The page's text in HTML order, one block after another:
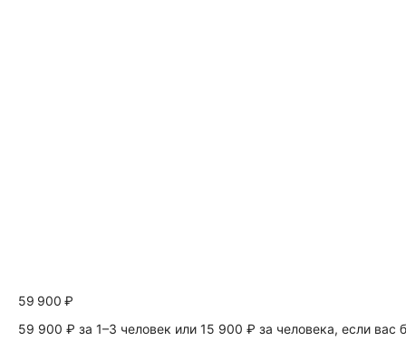
59 900 ₽
59 900 ₽ за 1–3 человек или 15 900 ₽ за человека, если вас